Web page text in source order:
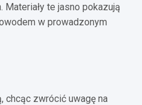
te jasno pokazują
w prowadzonym
chcąc zwrócić uwagę na